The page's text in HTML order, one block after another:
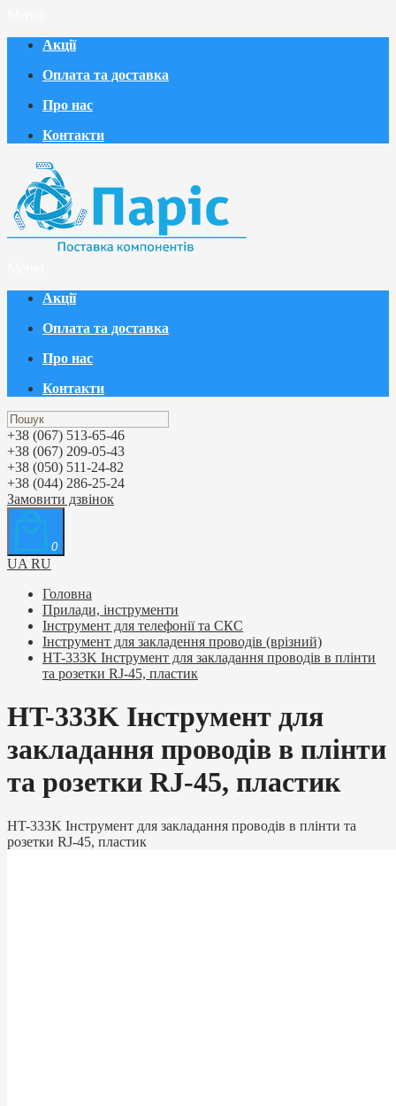
Акції
Оплата та доставка
Про нас
Контакти
Акції
Оплата та доставка
Про нас
Контакти
+38 (067) 513-65-46
+38 (067) 209-05-43
+38 (050) 511-24-82
+38 (044) 286-25-24
Замовити дзвінок
0
UA RU
Головна
Прилади, інструменти
Інструмент для телефонії та СКС
Інструмент для закладення проводів (врізний)
HT-333K Інструмент для закладання проводів в плінти
та розетки RJ-45, пластик
HT-333K Інструмент для
закладання проводів в плінти
та розетки RJ-45, пластик
HT-333K Інструмент для закладання проводів в плінти та
розетки RJ-45, пластик